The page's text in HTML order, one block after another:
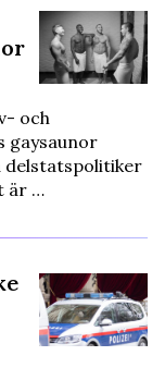
och
gaysaunor
delstatspolitiker
är …